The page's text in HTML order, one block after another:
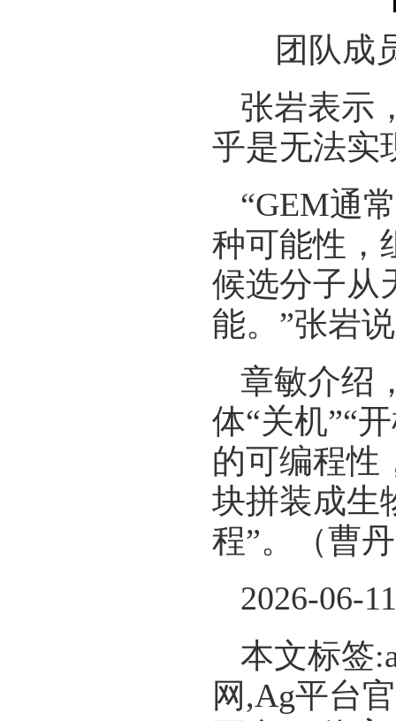
团队成
张岩表示
乎是无法实
“GEM通
种可能性，
候选分子从
能。”张岩
章敏介绍
体“关机”“
的可编程性
块拼装成生
程”。（曹
2026-06-11
本文标签
网,Ag平台